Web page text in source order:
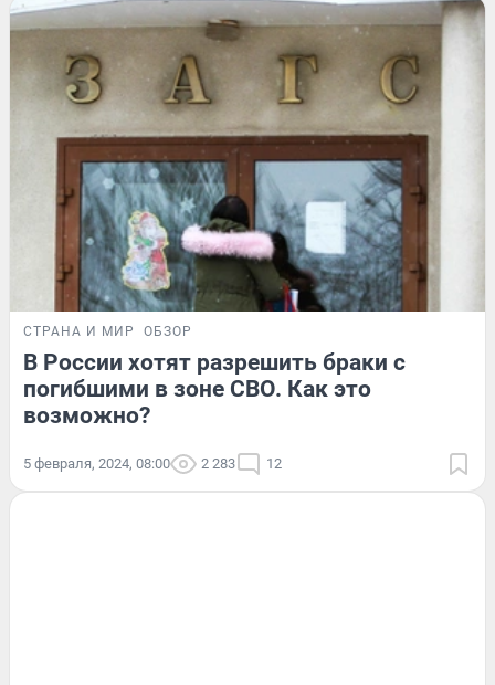
СТРАНА И МИР ОБЗОР
В России хотят разрешить браки с
погибшими в зоне СВО. Как это
возможно?
5 февраля, 2024, 08:00 2 283 12